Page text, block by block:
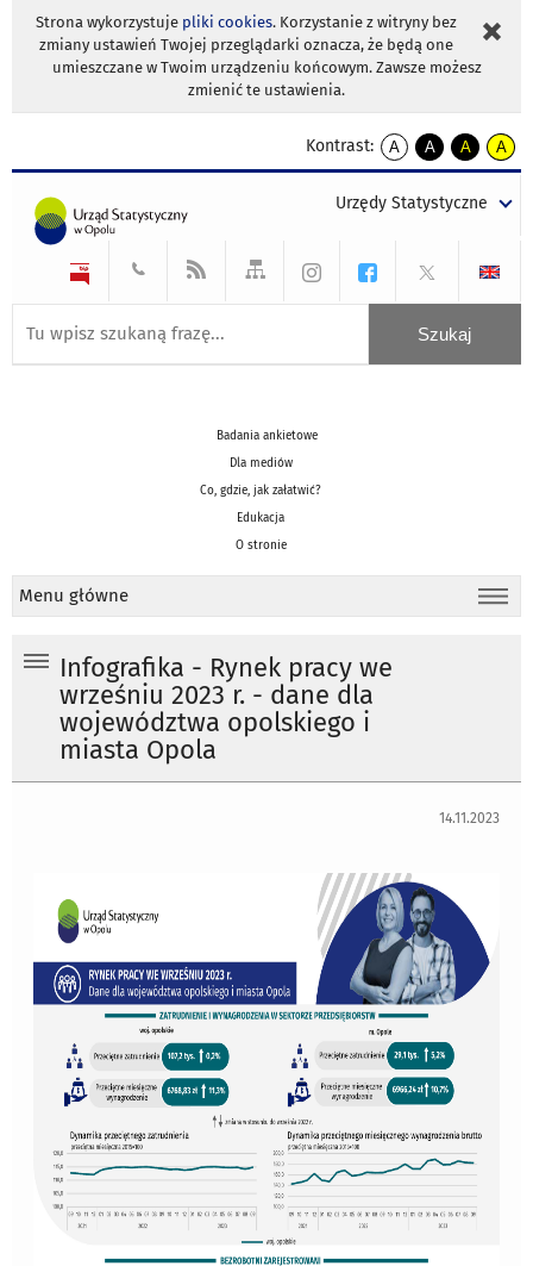
Strona wykorzystuje pliki cookies. Korzystanie z witryny bez
zmiany ustawień Twojej przeglądarki oznacza, że będą one
umieszczane w Twoim urządzeniu końcowym. Zawsze możesz
zmienić te ustawienia.
Kontrast:
A
kontrast
A
kontrast
tekst
czarnym
A
kontrast
tekst
czarnym
A
tekst
żółtym
Urzędy Statystyczne
Badania ankietowe
Dla mediów
Co, gdzie, jak załatwić?
Edukacja
O stronie
Menu główne
Infografika - Rynek pracy we
wrześniu 2023 r. - dane dla
województwa opolskiego i
miasta Opola
14.11.2023